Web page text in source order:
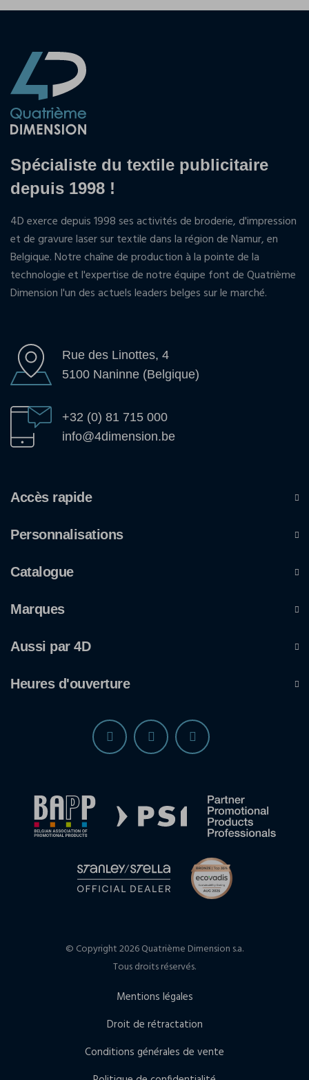
Spécialiste du textile publicitaire
depuis 1998 !
4D exerce depuis 1998 ses activités de broderie, d'impression
et de gravure laser sur textile dans la région de Namur, en
Belgique. Notre chaîne de production à la pointe de la
technologie et l'expertise de notre équipe font de Quatrième
Dimension l'un des actuels leaders belges sur le marché.
Rue des Linottes, 4
5100 Naninne (Belgique)
+32 (0) 81 715 000
info@4dimension.be
Accès rapide
Personnalisations
Catalogue
Marques
Aussi par 4D
Heures d'ouverture
© Copyright 2026 Quatrième Dimension s.a.
Tous droits réservés.
Mentions légales
Droit de rétractation
Conditions générales de vente